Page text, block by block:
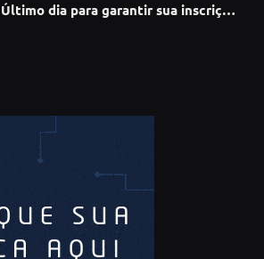
Último dia para garantir sua inscrição